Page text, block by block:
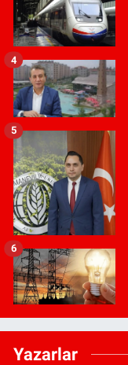
4
5
6
Yazarlar